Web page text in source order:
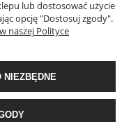
23, 41-708 Ruda Śląska | E-mail:
012 159 | TGS Przemysław
276403698
lub dostosować użycie
opcję "Dostosuj zgody".
naszej Polityce
NIEZBĘDNE